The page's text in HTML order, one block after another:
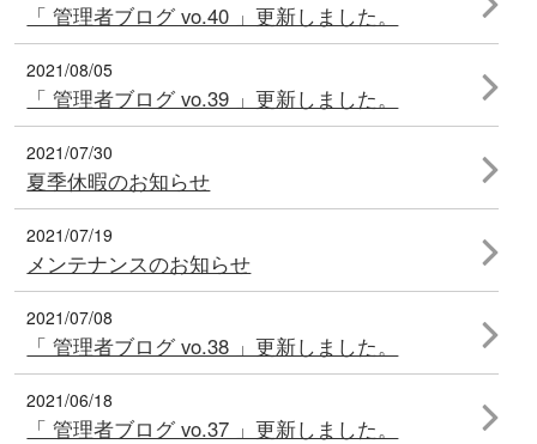
「 管理者ブログ vo.40 」更新しました。
2021/08/05
「 管理者ブログ vo.39 」更新しました。
2021/07/30
夏季休暇のお知らせ
2021/07/19
メンテナンスのお知らせ
2021/07/08
「 管理者ブログ vo.38 」更新しました。
2021/06/18
「 管理者ブログ vo.37 」更新しました。